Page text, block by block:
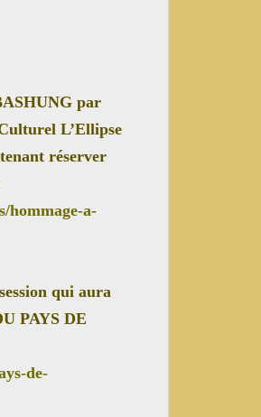
par
L’Ellipse
réserver
hommage-a-
qui aura
PAYS DE
de-